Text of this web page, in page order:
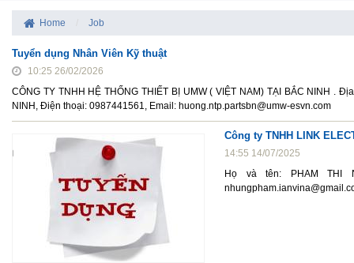
Home Job
Tuyển dụng Nhân Viên Kỹ thuật
10:25 26/02/2026
CÔNG TY TNHH HỆ THỐNG THIẾT BỊ UMW ( VIỆT NAM) TẠI BẮC NINH .
NINH, Điện thoại: 0987441561, Email: huong.ntp.partsbn@umw-esvn.com
Công ty TNHH LINK
14:55 14/07/2025
Họ và tên: PHAM THI